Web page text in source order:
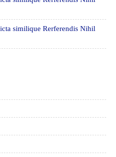
similique Rerferendis Nihil